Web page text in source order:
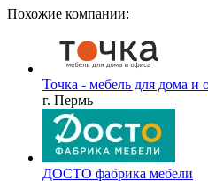
Похожие компании:
Точка - мебель для дома и
г. Пермь
ДОСТО фабрика мебели